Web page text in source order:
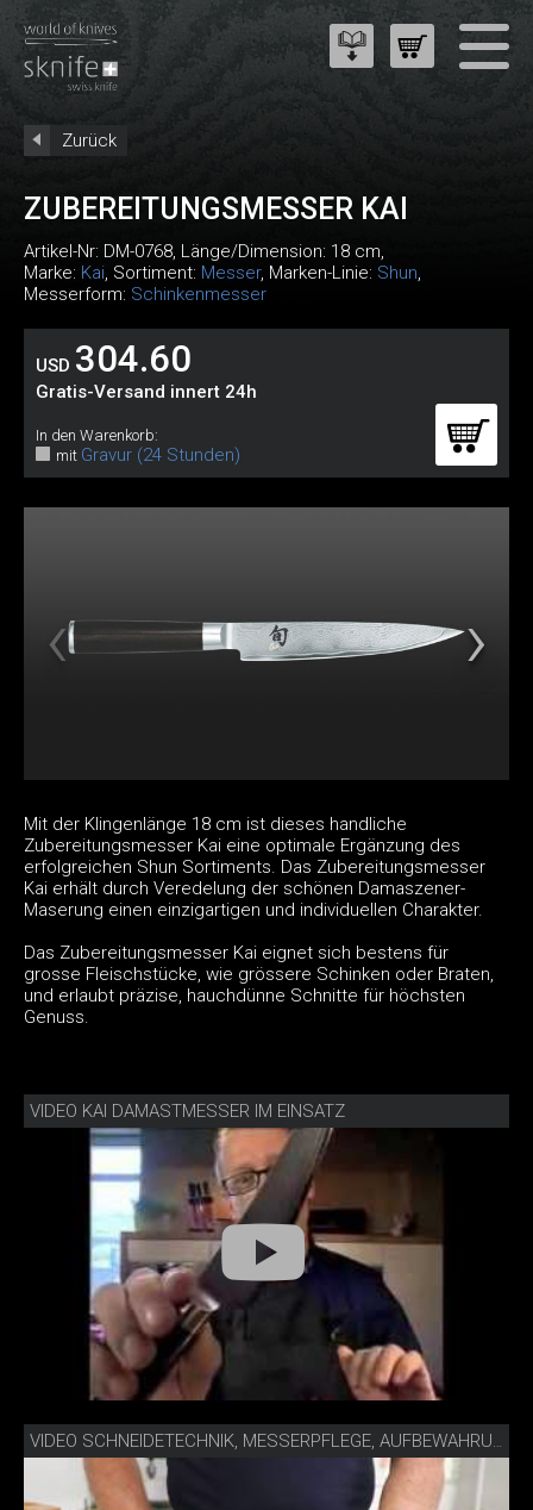
Zurück
ZUBEREITUNGSMESSER KAI
Artikel-Nr: DM-0768, Länge/Dimension: 18 cm,
Marke: Kai, Sortiment: Messer, Marken-Linie: Shun,
Messerform: Schinkenmesser
USD 304.60
Gratis-Versand innert 24h
In den Warenkorb:
mit Gravur (24 Stunden)
Mit der Klingenlänge 18 cm ist dieses handliche
Zubereitungsmesser Kai eine optimale Ergänzung des
erfolgreichen Shun Sortiments. Das Zubereitungsmesser
Kai erhält durch Veredelung der schönen Damaszener-
Maserung einen einzigartigen und individuellen Charakter.
Das Zubereitungsmesser Kai eignet sich bestens für
grosse Fleischstücke, wie grössere Schinken oder Braten,
und erlaubt präzise, hauchdünne Schnitte für höchsten
Genuss.
VIDEO KAI DAMASTMESSER IM EINSATZ
VIDEO SCHNEIDETECHNIK, MESSERPFLEGE, AUFBEWAHRUNG